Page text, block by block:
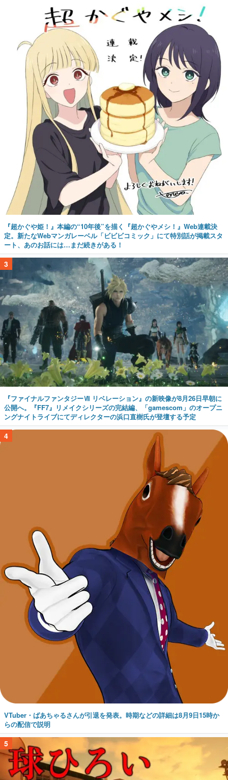
『超かぐや姫！』本編の“10年後”を描く『超かぐやメシ！』Web連載決
定。新たなWebマンガレーベル「ビビビコミック」にて特別話が掲載スタ
ート、あのお話には…まだ続きがある！
3
『ファイナルファンタジーⅦ リベレーション』の新映像が8月26日早朝に
公開へ。『FF7』リメイクシリーズの完結編、「gamescom」のオープニ
ングナイトライブにてディレクターの浜口直樹氏が登壇する予定
4
VTuber・ばあちゃるさんが引退を発表。時期などの詳細は8月9日15時か
らの配信で説明
5